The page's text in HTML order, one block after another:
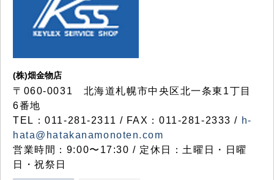
(株)畑金物店
〒060-0031 北海道札幌市中央区北一条東1丁目
6番地
TEL：011-281-2311 / FAX：011-281-2333 / h-
hata@hatakanamonoten.com
営業時間：9:00〜17:30 / 定休日：土曜日・日曜
日・祝祭日